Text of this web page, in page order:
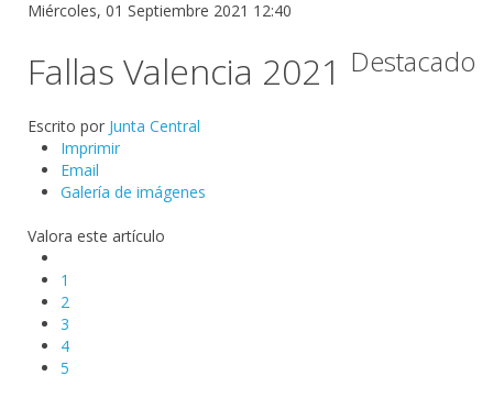
Miércoles, 01 Septiembre 2021 12:40
Fallas Valencia 2021 Destacado
Escrito por Junta Central
Imprimir
Email
Galería de imágenes
Valora este artículo
1
2
3
4
5